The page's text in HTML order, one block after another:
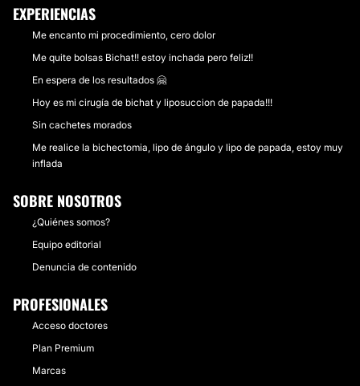
EXPERIENCIAS
Me encanto mi procedimiento, cero dolor
Me quite bolsas Bichat!! estoy inchada pero feliz!!
En espera de los resultados 🤗
Hoy es mi cirugía de bichat y liposuccion de papada!!!
Sin cachetes morados
Me realice la bichectomia, lipo de ángulo y lipo de papada, estoy muy
inflada
SOBRE NOSOTROS
¿Quiénes somos?
Equipo editorial
Denuncia de contenido
PROFESIONALES
Acceso doctores
Plan Premium
Marcas